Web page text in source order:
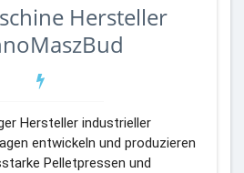
Hersteller
Hersteller industrieller
entwickeln und produzieren
Pelletpressen und